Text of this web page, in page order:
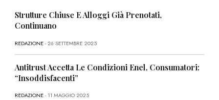
Strutture Chiuse E Alloggi Già Prenotati,
Continuano
REDAZIONE- 26 SETTEMBRE 2025
Antitrust Accetta Le Condizioni Enel, Consumatori:
“Insoddisfacenti”
REDAZIONE- 11 MAGGIO 2025